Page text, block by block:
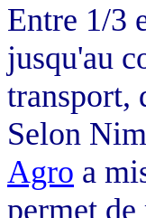
Entre 1/3
jusqu'au
transport,
Selon
Agro a
permet